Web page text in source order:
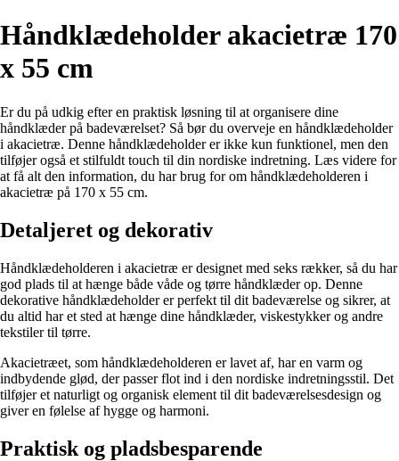
Håndklædeholder akacietræ 170
x 55 cm
Er du på udkig efter en praktisk løsning til at organisere dine
håndklæder på badeværelset? Så bør du overveje en håndklædeholder
i akacietræ. Denne håndklædeholder er ikke kun funktionel, men den
tilføjer også et stilfuldt touch til din nordiske indretning. Læs videre for
at få alt den information, du har brug for om håndklædeholderen i
akacietræ på 170 x 55 cm.
Detaljeret og dekorativ
Håndklædeholderen i akacietræ er designet med seks rækker, så du har
god plads til at hænge både våde og tørre håndklæder op. Denne
dekorative håndklædeholder er perfekt til dit badeværelse og sikrer, at
du altid har et sted at hænge dine håndklæder, viskestykker og andre
tekstiler til tørre.
Akacietræet, som håndklædeholderen er lavet af, har en varm og
indbydende glød, der passer flot ind i den nordiske indretningsstil. Det
tilføjer et naturligt og organisk element til dit badeværelsesdesign og
giver en følelse af hygge og harmoni.
Praktisk og pladsbesparende